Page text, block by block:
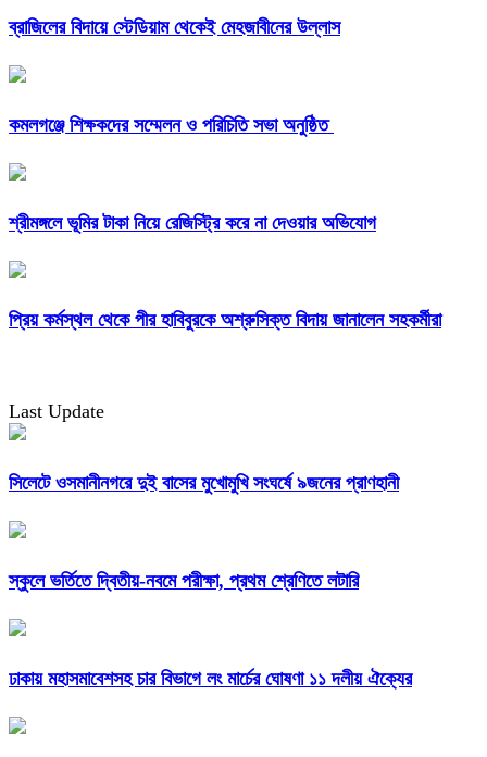
ব্রাজিলের বিদায়ে স্টেডিয়াম থেকেই মেহজাবীনের উল্লাস
কমলগঞ্জে শিক্ষকদের সম্মেলন ও পরিচিতি সভা অনুষ্ঠিত
শ্রীমঙ্গলে ভূমির টাকা নিয়ে রেজিস্ট্রি করে না দেওয়ার অভিযোগ
প্রিয় কর্মস্থল থেকে পীর হাবিবুরকে অশ্রুসিক্ত বিদায় জানালেন সহকর্মীরা
Last Update
সিলেটে ওসমানীনগরে দুই বাসের মুখোমুখি সংঘর্ষে ৯জনের প্রাণহানী
স্কুলে ভর্তিতে দ্বিতীয়-নবমে পরীক্ষা, প্রথম শ্রেণিতে লটারি
ঢাকায় মহাসমাবেশসহ চার বিভাগে লং মার্চের ঘোষণা ১১ দলীয় ঐক্যের